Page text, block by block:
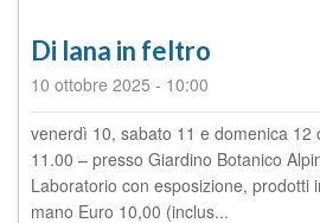
Di lana in feltro
10 ottobre 2025 - 10:00
venerdì 10, sabato 11 e domenica 12
11.00 – presso Giardino Botanico
Laboratorio con esposizione, prodotti
mano Euro 10,00 (inclus...